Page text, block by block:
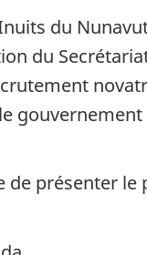
du
du
de présenter